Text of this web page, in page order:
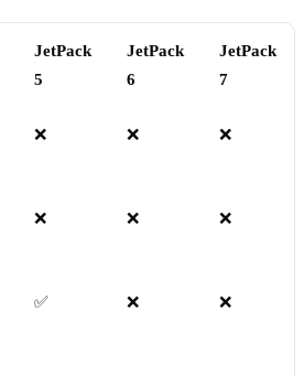
JetPack
5
JetPack
6
JetPack
7
❌ ❌ ❌
❌ ❌ ❌
✅ ❌ ❌